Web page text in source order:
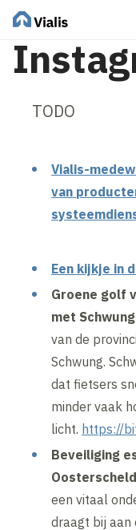
TODO
Vialis-
van
Een kijkje in
Groene golf
met Schwung
van de
Schwung.
dat fietsers
minder vaak
licht. https://
Beveiliging
een vitaal
draagt bij aan